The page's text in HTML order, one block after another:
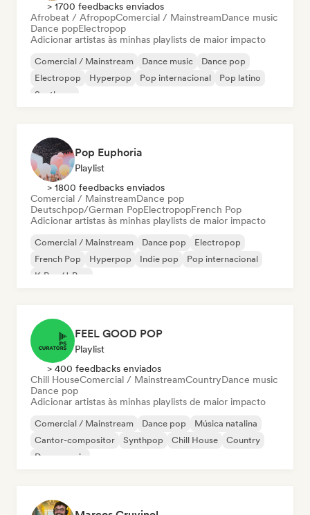
> 1700 feedbacks enviados
Afrobeat / AfropopComercial / MainstreamDance music
Dance popElectropop
Adicionar artistas às minhas playlists de maior impacto
Comercial / Mainstream Dance music
Dance pop
Electropop
Hyperpop Pop internacional
Pop latino
Synthpop
Pop Euphoria
Playlist
> 1800 feedbacks enviados
Comercial / MainstreamDance pop
Deutschpop/German PopElectropopFrench Pop
Adicionar artistas às minhas playlists de maior impacto
Comercial / Mainstream Dance pop
Electropop
French Pop
Hyperpop Indie pop
Pop internacional
K-Pop/J-Pop
FEEL GOOD POP
Playlist
> 400 feedbacks enviados
Chill HouseComercial / MainstreamCountryDance music
Dance pop
Adicionar artistas às minhas playlists de maior impacto
Comercial / Mainstream Dance pop
Música natalina
Cantor-compositor
Synthpop Chill House
Country
Dance music